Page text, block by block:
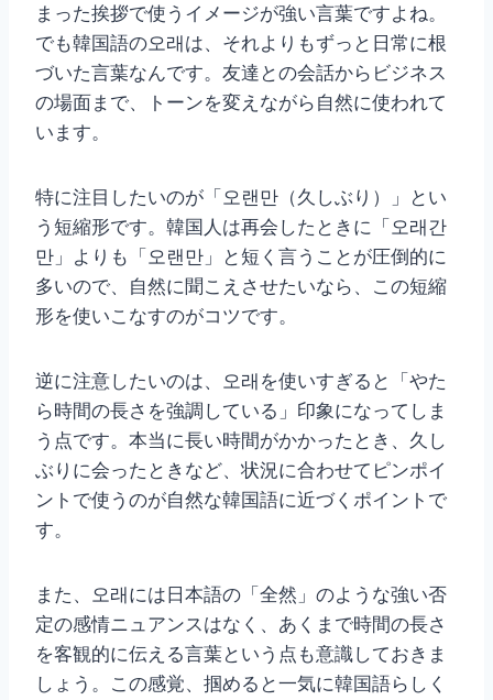
まった挨拶で使うイメージが強い言葉ですよね。
でも韓国語の오래は、それよりもずっと日常に根
づいた言葉なんです。友達との会話からビジネス
の場面まで、トーンを変えながら自然に使われて
います。
特に注目したいのが「오랜만（久しぶり）」とい
う短縮形です。韓国人は再会したときに「오래간
만」よりも「오랜만」と短く言うことが圧倒的に
多いので、自然に聞こえさせたいなら、この短縮
形を使いこなすのがコツです。
逆に注意したいのは、오래を使いすぎると「やた
ら時間の長さを強調している」印象になってしま
う点です。本当に長い時間がかかったとき、久し
ぶりに会ったときなど、状況に合わせてピンポイ
ントで使うのが自然な韓国語に近づくポイントで
す。
また、오래には日本語の「全然」のような強い否
定の感情ニュアンスはなく、あくまで時間の長さ
を客観的に伝える言葉という点も意識しておきま
しょう。この感覚、掴めると一気に韓国語らしく